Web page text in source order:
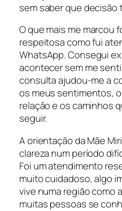
sem saber que decisão
O que mais me marcou
respeitosa como fui
WhatsApp. Consegui
acontecer sem me
consulta ajudou-me a
os meus sentimentos,
relação e os caminhos
seguir.
A orientação da Mãe
clareza num período
Foi um atendimento
muito cuidadoso, algo
vive numa região como
muitas pessoas se